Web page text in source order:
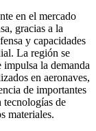
en el mercado
gracias a la
y capacidades
La región se
impulsa la demanda
en aeronaves,
de importantes
tecnologías de
materiales.